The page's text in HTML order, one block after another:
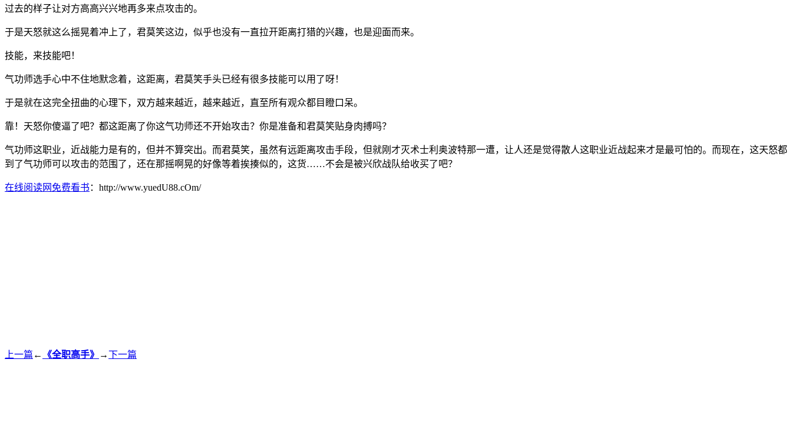
过去的样子让对方高高兴兴地再多来点攻击的。
于是天怒就这么摇晃着冲上了，君莫笑这边，似乎也没有一直拉开距离打猎的兴趣，也是迎面而来。
技能，来技能吧！
气功师选手心中不住地默念着，这距离，君莫笑手头已经有很多技能可以用了呀！
于是就在这完全扭曲的心理下，双方越来越近，越来越近，直至所有观众都目瞪口呆。
靠！天怒你傻逼了吧？都这距离了你这气功师还不开始攻击？你是准备和君莫笑贴身肉搏吗？
气功师这职业，近战能力是有的，但并不算突出。而君莫笑，虽然有远距离攻击手段，但就刚才灭术士利奥波特那一遭，让人还是觉得散人这职业近战起来才是最可怕的。而现在，这天怒都
到了气功师可以攻击的范围了，还在那摇啊晃的好像等着挨揍似的，这货……不会是被兴欣战队给收买了吧？
在线阅读网免费看书 ：http://www.yuedU88.cOm/
上一篇 ← 《全职高手》 →下一篇